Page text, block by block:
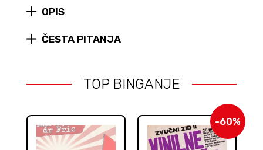
OPIS
ČESTA PITANJA
TOP BINGANJE
-60%